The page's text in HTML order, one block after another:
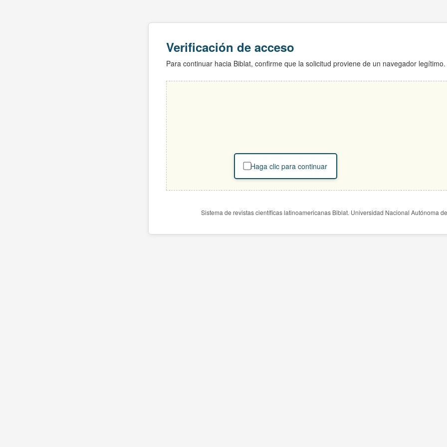
Verificación de acceso
Para continuar hacia Biblat, confirme que la solicitud proviene de un navegador legítimo.
Haga clic para continuar
Sistema de revistas científicas latinoamericanas Biblat. Universidad Nacional Autónoma